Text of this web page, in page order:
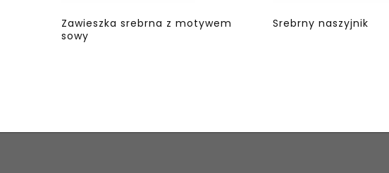
Zawieszka srebrna z motywem
sowy
Srebrny naszyjnik